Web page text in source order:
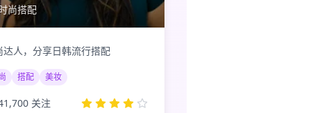
尚搭配
达人，分享日韩流行搭配
搭配 美妆
关注